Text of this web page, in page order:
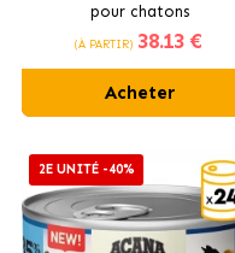
pour chatons
(À PARTIR) 38.13 €
Acheter
2E UNITÉ -40%